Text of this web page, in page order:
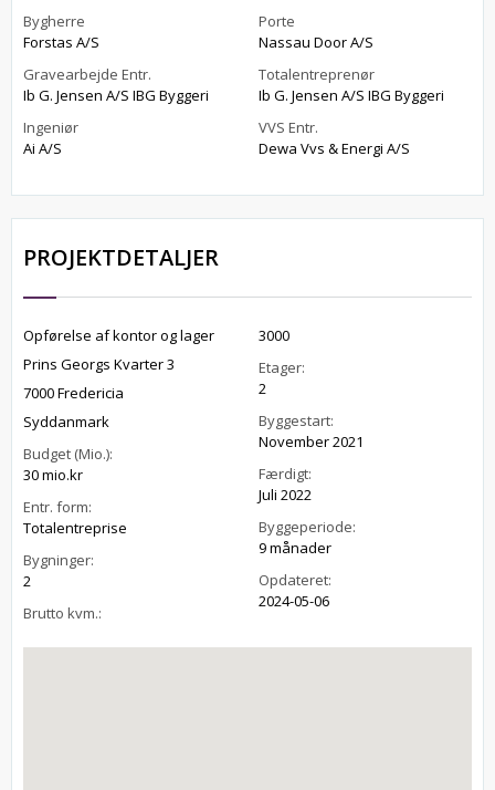
Bygherre
Forstas A/S
Gravearbejde Entr.
Ib G. Jensen A/S IBG Byggeri
Ingeniør
Ai A/S
Porte
Nassau Door A/S
Totalentreprenør
Ib G. Jensen A/S IBG Byggeri
VVS Entr.
Dewa Vvs & Energi A/S
PROJEKTDETALJER
Opførelse af kontor og lager
Prins Georgs Kvarter 3
7000 Fredericia
Syddanmark
Budget (Mio.):
30 mio.kr
Entr. form:
Totalentreprise
Bygninger:
2
Brutto kvm.:
3000
Etager:
2
Byggestart:
November 2021
Færdigt:
Juli 2022
Byggeperiode:
9 månader
Opdateret:
2024-05-06